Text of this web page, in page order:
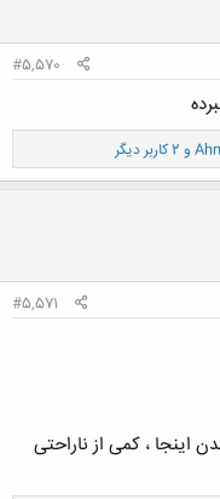
#5,570
و 2 کاربر دیگر
#5,571
اینجا ، کمی از ناراحتی